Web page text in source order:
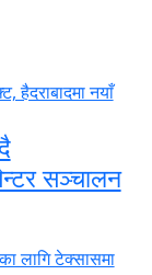
सञ्चालन